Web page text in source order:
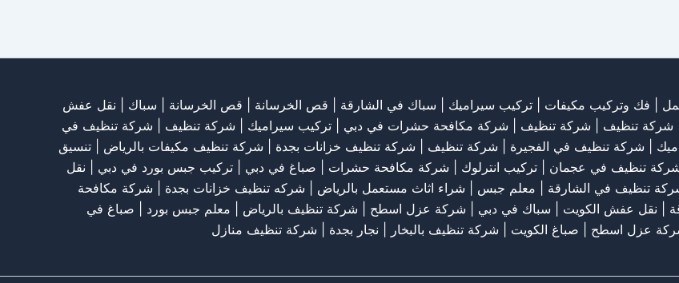
فك وتركيب مكيفات | تركيب سيراميك | سباك في الشارقة قص الخرسانة | قص الخرسانة | سباك
نقل عفش
شركة تنظيف شركة تنظيف شركة مكافحة حشرات في دبي تركيب سيراميك شركة تنظيف
شركة تنظيف في
شركة تنظيف في الفجيرة شركة تنظيف شركة تنظيف خزانات بجدة شركة تنظيف مكيفات بالرياض |تنسيق
تنظيف في عجمان | تركيب انترلوك | شركة مكافحة حشرات صباغ في دبي |تركيب جبس بورد في دبي
نقل
تنظيف في الشارقة معلم جبس شراء اثاث مستعمل بالرياض شركه تنظيف خزانات بجدة
شركة مكافحة
نقل عفش الكويت | سباك في دبي | شركة عزل اسطح شركة تنظيف بالرياض معلم جبس بورد
صباغ في
عزل اسطح صباغ الكويت شركة تنظيف بالبخار نجار بجدة شركة تنظيف منازل